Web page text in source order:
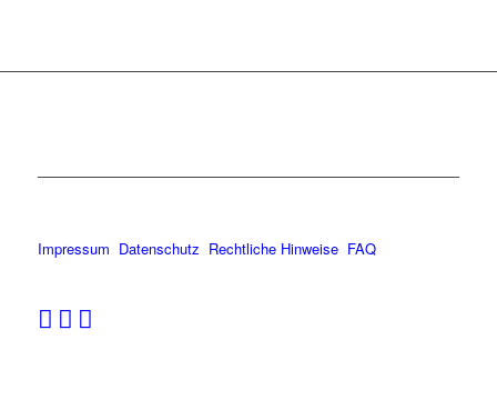
Impressum Datenschutz Rechtliche Hinweise FAQ